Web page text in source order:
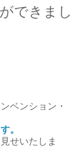
できまし
ベンション・
。
せいたしま